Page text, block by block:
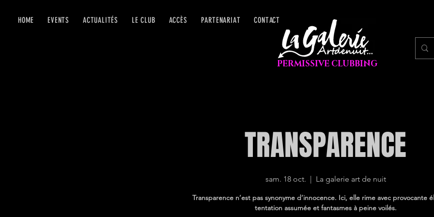
HOME EVENTS ACTUALITÉS LE CLUB ACCÈS PARTENARIAT CONTACT
PERMISSIVE CLUBBING
TRANSPARENCE
sam. 18 oct.
  |
La galerie art de nuit
Transparence n’est pas synonyme d’innocence. Ici, elle rime avec provocante
tentation assumée et fantasmes à peine voilés.